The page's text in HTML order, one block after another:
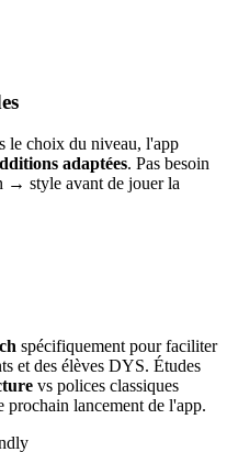
le choix du niveau, l'app
adaptées. Pas besoin
→ style avant de jouer la
spécifiquement pour faciliter
et des élèves DYS. Études
vs polices classiques
lancement de l'app.